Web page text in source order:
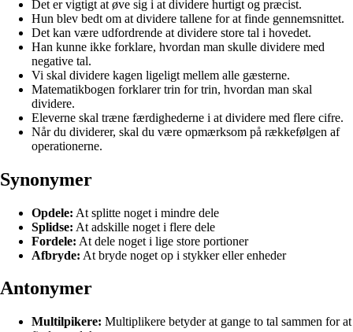
Det er vigtigt at øve sig i at dividere hurtigt og præcist.
Hun blev bedt om at dividere tallene for at finde gennemsnittet.
Det kan være udfordrende at dividere store tal i hovedet.
Han kunne ikke forklare, hvordan man skulle dividere med
negative tal.
Vi skal dividere kagen ligeligt mellem alle gæsterne.
Matematikbogen forklarer trin for trin, hvordan man skal
dividere.
Eleverne skal træne færdighederne i at dividere med flere cifre.
Når du dividerer, skal du være opmærksom på rækkefølgen af
operationerne.
Synonymer
Opdele: At splitte noget i mindre dele
Splidse: At adskille noget i flere dele
Fordele: At dele noget i lige store portioner
Afbryde: At bryde noget op i stykker eller enheder
Antonymer
Multilpikere: Multiplikere betyder at gange to tal sammen for at